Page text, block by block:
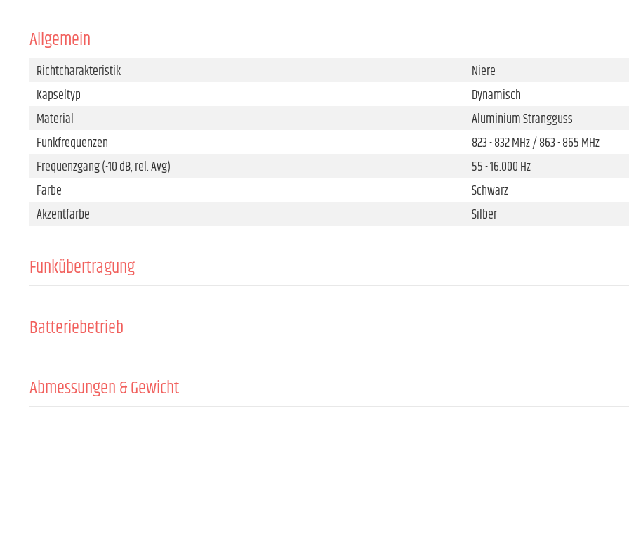
Allgemein
Richtcharakteristik
Niere
Kapseltyp
Dynamisch
Material
Aluminium Strangguss
Funkfrequenzen
823 - 832 MHz / 863 - 865 MHz
Frequenzgang (-10 dB, rel. Avg)
55 - 16.000 Hz
Farbe
Schwarz
Akzentfarbe
Silber
Funkübertragung
Kanäle
Batteriebetrieb
Abmessungen & Gewicht